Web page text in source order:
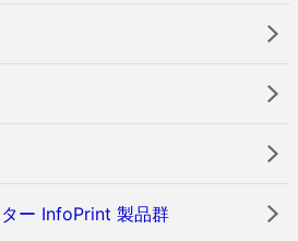
ー InfoPrint 製品群